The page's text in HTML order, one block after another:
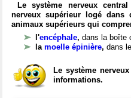
Le système nerveux
nerveux supérieur logé dans
animaux supérieurs qui
l'encéphale, dans la boîte
la moelle épinière, dans
Le système
informations.